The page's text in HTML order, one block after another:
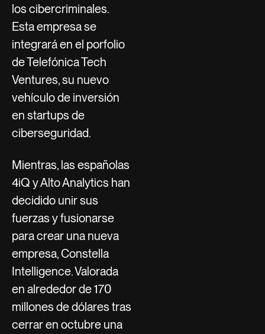
los cibercriminales.
Esta empresa se
integrará en el porfolio
de Telefónica Tech
Ventures, su nuevo
vehículo de inversión
en startups de
ciberseguridad.
Mientras, las españolas
4iQ y Alto Analytics han
decidido unir sus
fuerzas y fusionarse
para crear una nueva
empresa, Constella
Intelligence. Valorada
en alrededor de 170
millones de dólares tras
cerrar en octubre una